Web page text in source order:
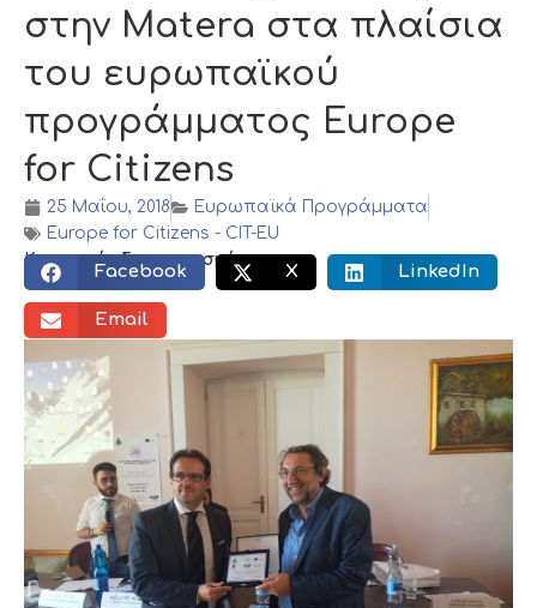
στην Matera στα πλαίσια
του ευρωπαϊκού
προγράμματος Europe
for Citizens
25 Μαΐου, 2018
Ευρωπαϊκά Προγράμματα
Europe for Citizens - CIT-EU
Κοινωνικός διαμοιρασμός:
Facebook X LinkedIn
Email